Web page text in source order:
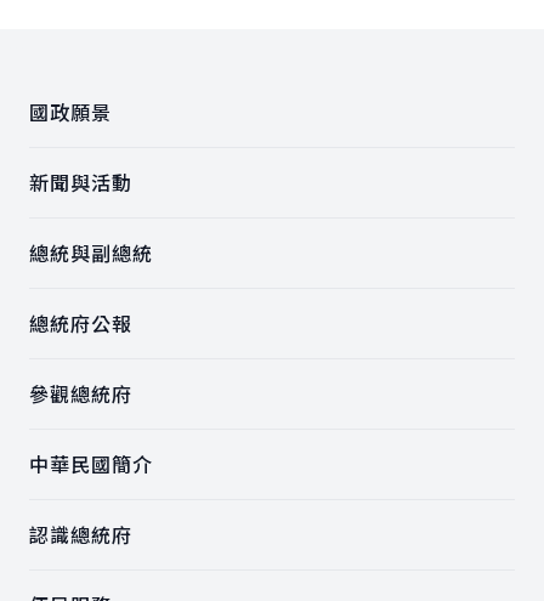
國政願景
新聞與活動
總統與副總統
總統府公報
參觀總統府
中華民國簡介
認識總統府